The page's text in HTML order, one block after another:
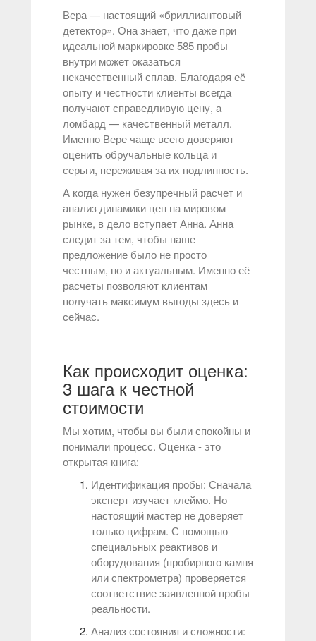
Вера — настоящий «бриллиантовый
детектор». Она знает, что даже при
идеальной маркировке 585 пробы
внутри может оказаться
некачественный сплав. Благодаря её
опыту и честности клиенты всегда
получают справедливую цену, а
ломбард — качественный металл.
Именно Вере чаще всего доверяют
оценить обручальные кольца и
серьги, переживая за их подлинность.
А когда нужен безупречный расчет и
анализ динамики цен на мировом
рынке, в дело вступает Анна. Анна
следит за тем, чтобы наше
предложение было не просто
честным, но и актуальным. Именно её
расчеты позволяют клиентам
получать максимум выгоды здесь и
сейчас.
Как происходит оценка:
3 шага к честной
стоимости
Мы хотим, чтобы вы были спокойны и
понимали процесс. Оценка - это
открытая книга:
Идентификация пробы: Сначала
эксперт изучает клеймо. Но
настоящий мастер не доверяет
только цифрам. С помощью
специальных реактивов и
оборудования (пробирного камня
или спектрометра) проверяется
соответствие заявленной пробы
реальности.
Анализ состояния и сложности: